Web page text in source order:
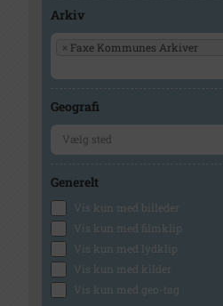
Arkiv
× Faxe Kommunes Arkiver
Geografi
Generelt
Vis kun med billeder
Vis kun med filmklip
Vis kun med lydklip
Vis kun med kilder
Vis kun med geo-tag